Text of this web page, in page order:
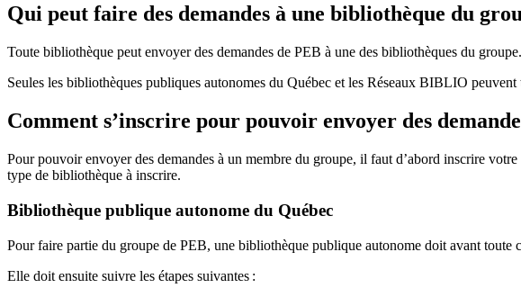
Qui peut faire des demandes à une bibliothèque du
Toute bibliothèque peut envoyer des demandes de PEB à une des bibliothèques du groupe.
Seules les bibliothèques publiques autonomes du Québec et les Réseaux BIBLIO
Comment s’inscrire pour pouvoir envoyer des
Pour pouvoir envoyer des demandes à un membre du groupe, il faut d’abord inscrire
type de bibliothèque à inscrire.
Bibliothèque publique autonome du Québec
Pour faire partie du groupe de PEB, une bibliothèque publique autonome doit avant toute
Elle doit ensuite suivre les étapes suivantes :